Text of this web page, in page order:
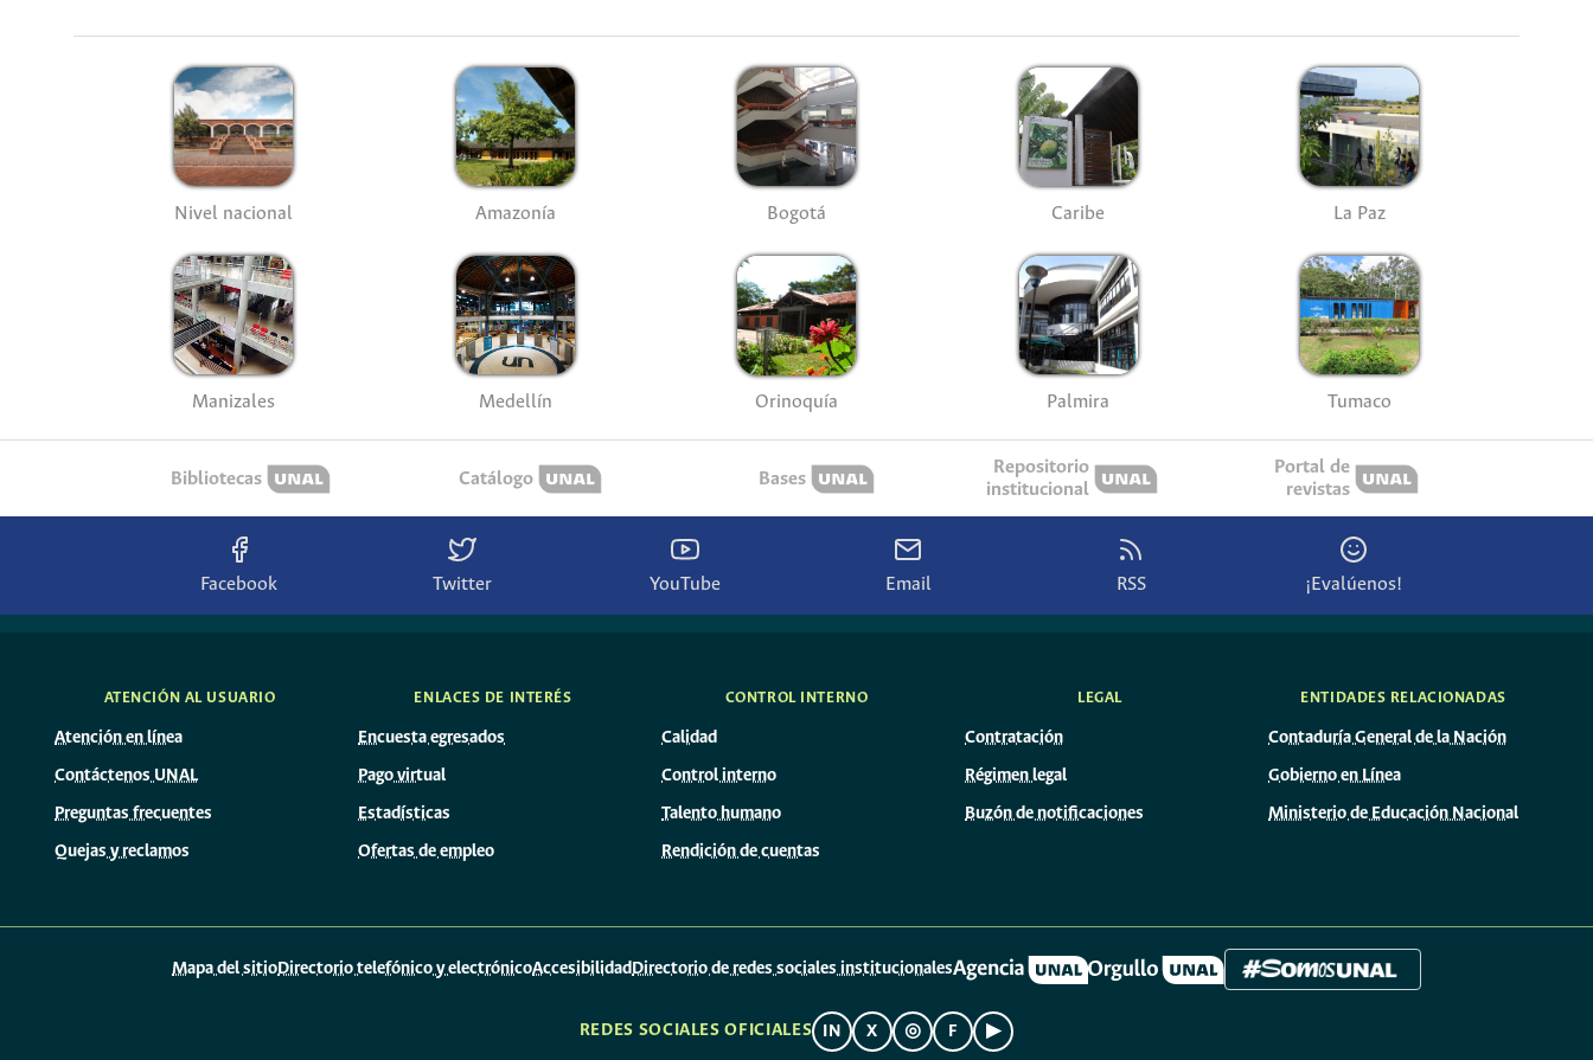
Nivel nacional Amazonía Bogotá Caribe La Paz
Manizales Medellín Orinoquía Palmira Tumaco
Bibliotecas Catálogo Bases
Repositorio
institucional
Portal de
revistas
Facebook Twitter YouTube Email RSS ¡Evalúenos!
ATENCIÓN AL USUARIO
Atención en línea
Contáctenos UNAL
Preguntas frecuentes
Quejas y reclamos
ENLACES DE INTERÉS
Encuesta egresados
Pago virtual
Estadísticas
Ofertas de empleo
CONTROL INTERNO
Calidad
Control interno
Talento humano
Rendición de cuentas
LEGAL
Contratación
Régimen legal
Buzón de notificaciones
ENTIDADES RELACIONADAS
Contaduría General de la Nación
Gobierno en Línea
Ministerio de Educación Nacional
Mapa del sitioDirectorio telefónico y electrónicoAccesibilidadDirectorio de redes sociales institucionales
REDES SOCIALES OFICIALES IN X ◎ F ▶